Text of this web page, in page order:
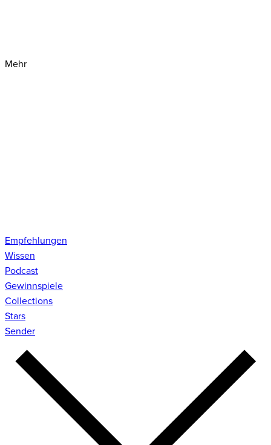
Mehr
Empfehlungen
Wissen
Podcast
Gewinnspiele
Collections
Stars
Sender